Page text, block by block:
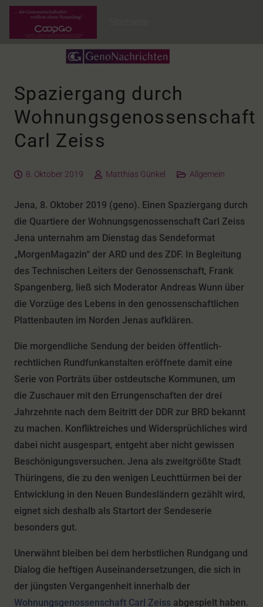
Spaziergang durch
Wohnungsgenossenschaft
Carl Zeiss
8. Oktober 2019 Matthias Günkel Allgemein
Jena, 8. Oktober 2019 (geno). Einen Spaziergang durch
die Quartiere der Wohnungsgenossenschaft Carl Zeiss
Jena unternahm am Dienstag das Sendeformat
„MorgenMagazin“ der ARD und des ZDF. In Begleitung
des Technischen Leiters der Genossenschaft, Frank
Spangenberg, ließ sich Moderator Andreas Wunn über
die Vorzüge des Lebens in den genossenschaftlichen
Plattenbauten im Norden Jenas aufklären.
Die morgendliche Sendung der beiden öffentlich-
rechtlichen Rundfunkanstalten eröffnete damit eine
Serie von Porträts über ostdeutsche Kommunen, um
die Zuschauer mit den Errungenschaften der drei
Jahrzehnte nach dem Beitritt der DDR zur BRD bekannt
zu machen. Konfliktreiches und Widersprüchliches wird
dabei nicht ausgespart, entgeht aber nicht gewissen
Beschönigungsversuchen. Jena als zweitgrößte Stadt
Thüringens, die zu den wenigen Leuchttürmen bei der
Entwicklung in den Neuen Bundesländern gezählt wird,
eignet sich deshalb als Startort der Sendeserie
besonders gut.
Unerwähnt bleiben bei dem herbstlichen Rundgang und
Dialog die heftigen Auseinandersetzungen, die sich in
der jüngsten Vergangenheit innerhalb der
Wohnungsgenossenschaft Carl Zeiss abgespielt haben.